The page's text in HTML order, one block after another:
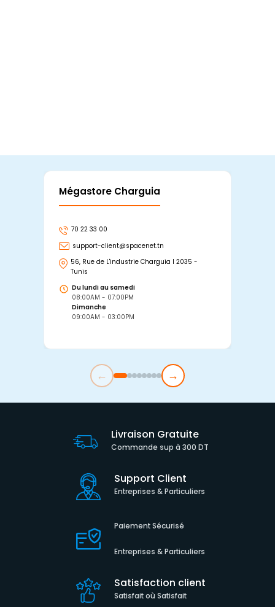
Mégastore Charguia
70 22 33 00
support-client@spacenet.tn
56, Rue de L'industrie Charguia I 2035 -
Tunis
Du lundi au samedi
08:00AM - 07:00PM
Dimanche
09:00AM - 03:00PM
← →
Livraison Gratuite
Commande sup à 300 DT
Support Client
Entreprises & Particuliers
Paiement Sécurisé
Entreprises & Particuliers
Satisfaction client
Satisfait où Satisfait